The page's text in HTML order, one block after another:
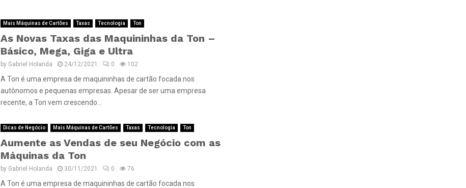
Mais Máquinas de Cartões Taxas Tecnologia Ton
As Novas Taxas das Maquininhas da Ton –
Básico, Mega, Giga e Ultra
by Gabriel Holanda 24/12/2021 0 102
A Ton é uma empresa de maquininhas de cartão focada nos
autônomos e pequenas empresas. Apesar de ser uma empresa
recente, a Ton vem crescendo...
Dicas de Negócio Mais Máquinas de Cartões Taxas Tecnologia Ton
Aumente as Vendas de seu Negócio com as
Máquinas da Ton
by Gabriel Holanda 30/11/2021 0 76
A Ton é uma empresa de maquininhas de cartão focada nos